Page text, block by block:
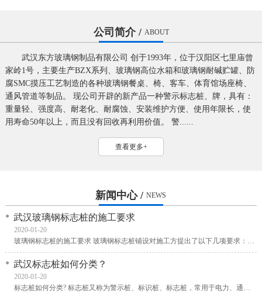
公司简介 / ABOUT
武汉东方玻璃钢制品有限公司 创于1993年，位于汉阳区七里庙曾
家岭1号，主要生产BZX系列、玻璃钢高位水箱和玻璃钢耐碱贮罐、防
腐SMC摸压工艺制造的各种玻璃钢餐桌、椅、客车、体育馆场座椅、
通风管道等制品。 现公司开辟的新产品一种警示标志桩、牌，具有：
重量轻、强度高、耐老化、耐腐蚀、安装维护方便、使用年限长，使
用寿命50年以上，而且没有回收再利用价值。 警......
查看更多+
新闻中心 / NEWS
武汉玻璃钢标志桩的施工要求
2020-01-20
玻璃钢标志桩的施工要求 玻璃钢标志桩铺设对施工方提出了以下几项要求： 一、是在开工前编制施工组织设计及施工方案，施工进度计划，材料设备、成品、半成品等进场计划送监理
武汉标志桩如何分类？
2020-01-20
标志桩如何分类? 标志桩又称为警示桩、标识桩、标志桩，常用于电力、通信、燃气、自来水、铁路地埋管线路径指示标志。用于户外、绿化带、灌木丛、顶管两侧管线路径指示，起到